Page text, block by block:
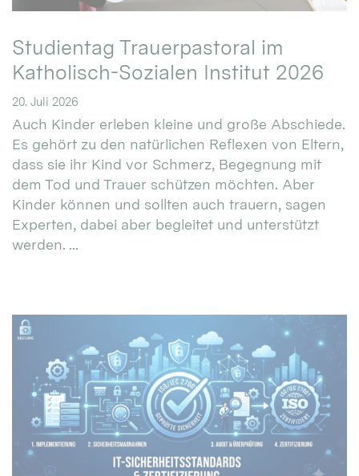
Studientag Trauerpastoral im
Katholisch-Sozialen Institut 2026
20. Juli 2026
Auch Kinder erleben kleine und große Abschiede.
Es gehört zu den natürlichen Reflexen von Eltern,
dass sie ihr Kind vor Schmerz, Begegnung mit
dem Tod und Trauer schützen möchten. Aber
Kinder können und sollten auch trauern, sagen
Experten, dabei aber begleitet und unterstützt
werden. ...